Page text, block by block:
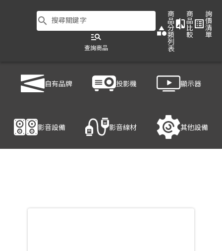
search 搜尋關鍵字
manage_search
查詢商品
category
商
品
分
類
列
表
compare
商
品
比
較
list_alt
詢
價
清
單
自有品牌 投影機 顯示器
影音設備 影音線材 其他設備
產品細節